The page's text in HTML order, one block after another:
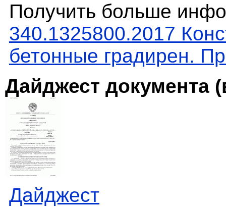
Получить больше
340.1325800.2017
бетонные градирен.
Дайджест документа
Дайджест